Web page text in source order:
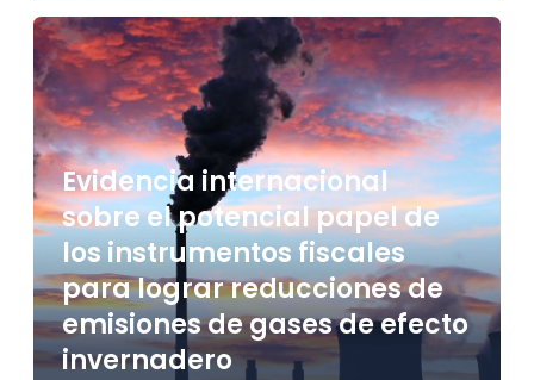
Evidencia internacional
sobre el potencial papel de
los instrumentos fiscales
para lograr reducciones de
emisiones de gases de efecto
invernadero